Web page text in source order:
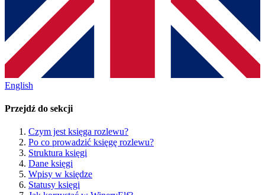
English
Przejdź do sekcji
Czym jest księga rozlewu?
Po co prowadzić księgę rozlewu?
Struktura księgi
Dane księgi
Wpisy w księdze
Statusy księgi